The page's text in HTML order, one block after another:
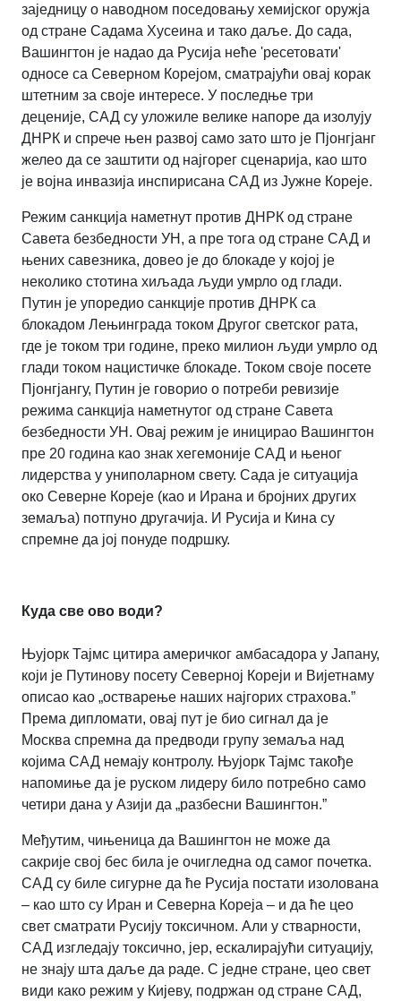
заједницу о наводном поседовању хемијског оружја
од стране Садама Хусеина и тако даље. До сада,
Вашингтон је надао да Русија неће 'ресетовати'
односе са Северном Корејом, сматрајући овај корак
штетним за своје интересе. У последње три
деценије, САД су уложиле велике напоре да изолују
ДНРК и спрече њен развој само зато што је Пјонгјанг
желео да се заштити од најгорег сценарија, као што
је војна инвазија инспирисана САД из Јужне Кореје.
Режим санкција наметнут против ДНРК од стране
Савета безбедности УН, а пре тога од стране САД и
њених савезника, довео је до блокаде у којој је
неколико стотина хиљада људи умрло од глади.
Путин је упоредио санкције против ДНРК са
блокадом Лењинграда током Другог светског рата,
где је током три године, преко милион људи умрло од
глади током нацистичке блокаде. Током своје посете
Пјонгјангу, Путин је говорио о потреби ревизије
режима санкција наметнутог од стране Савета
безбедности УН. Овај режим је иницирао Вашингтон
пре 20 година као знак хегемоније САД и њеног
лидерства у униполарном свету. Сада је ситуација
око Северне Кореје (као и Ирана и бројних других
земаља) потпуно другачија. И Русија и Кина су
спремне да јој понуде подршку.
Куда све ово води?
Њујорк Тајмс цитира америчког амбасадора у Јапану,
који је Путинову посету Северној Кореји и Вијетнаму
описао као „остварење наших најгорих страхова.”
Према дипломати, овај пут је био сигнал да је
Москва спремна да предводи групу земаља над
којима САД немају контролу. Њујорк Тајмс такође
напомиње да је руском лидеру било потребно само
четири дана у Азији да „разбесни Вашингтон.”
Међутим, чињеница да Вашингтон не може да
сакрије свој бес била је очигледна од самог почетка.
САД су биле сигурне да ће Русија постати изолована
– као што су Иран и Северна Кореја – и да ће цео
свет сматрати Русију токсичном. Али у стварности,
САД изгледају токсично, јер, ескалирајући ситуацију,
не знају шта даље да раде. С једне стране, цео свет
види како режим у Кијеву, подржан од стране САД,